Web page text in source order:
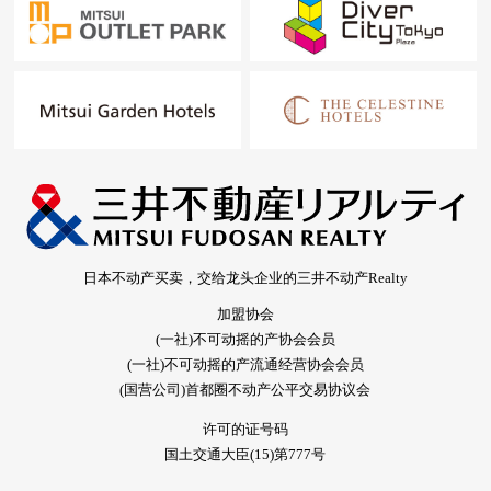
日本不动产买卖，交给龙头企业的三井不动产Realty
加盟协会
(一社)不可动摇的产协会会员
(一社)不可动摇的产流通经营协会会员
(国营公司)首都圈不动产公平交易协议会
许可的证号码
国土交通大臣(15)第777号